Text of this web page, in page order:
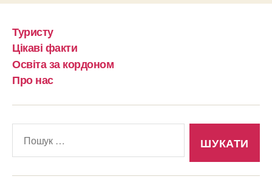
Туристу
Цікаві факти
Освіта за кордоном
Про нас